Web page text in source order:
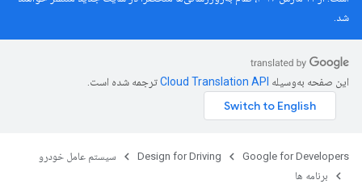
شد.
این صفحه به‌وسیله ترجمه شده است.
Google for Developers
Design for Driving
سیستم عامل خودرو
برنامه ها